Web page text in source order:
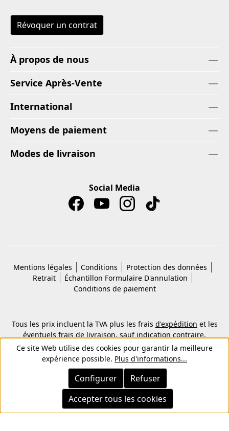
Révoquer un contrat
À propos de nous
Service Après-Vente
International
Moyens de paiement
Modes de livraison
Social Media
Mentions légales Conditions
Protection des données
Retrait
Échantillon Formulaire D'annulation
Conditions de paiement
Tous les prix incluent la TVA plus les frais d'expédition et les
éventuels frais de livraison, sauf indication contraire.
© 2026 Copyright © Kwon KG. Tous droits réservés.
Ce site Web utilise des cookies pour garantir la meilleure
expérience possible. Plus d'informations...
Refuser
Configurer
Accepter tous les cookies